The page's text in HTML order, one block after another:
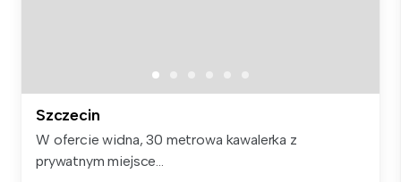
Szczecin
W ofercie widna, 30 metrowa kawalerka z
prywatnym miejsce...